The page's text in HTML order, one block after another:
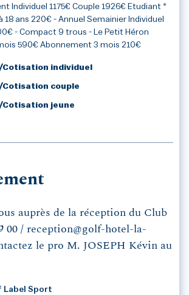
Individuel 1175€ Couple 1926€ Etudiant *
18 ans 220€ - Annuel Semainier Individuel
- Compact 9 trous - Le Petit Héron
590€ Abonnement 3 mois 210€
individuel
couple
jeune
auprès de la réception du Club
00 / reception@golf-hotel-la-
le pro M. JOSEPH Kévin au
Label Sport